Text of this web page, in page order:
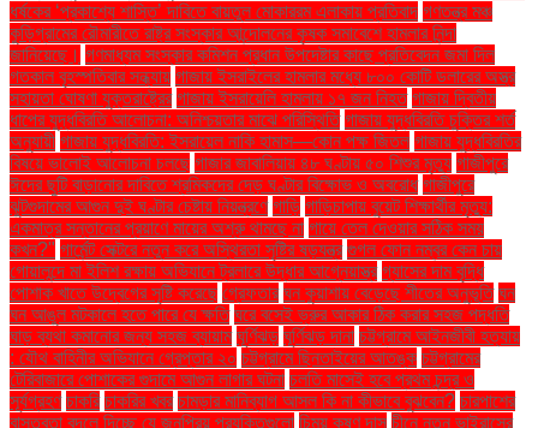
ধর্ষকের ‘প্রকাশ্যে শাস্তি’ দাবিতে বায়তুল মোকাররম এলাকায় প্রতিবাদ গণতন্ত্র মঞ্চ
কুড়িগ্রামের রৌমারীতে রাষ্ট্র সংস্কার আন্দোলনের কৃষক সমাবেশে হামলার নিন্দা
জানিয়েছে। গণমাধ্যম সংস্কার কমিশন প্রধান উপদেষ্টার কাছে প্রতিবেদন জমা দিল
গতকাল বৃহস্পতিবার সন্ধ্যায় গাজায় ইসরাইলের হামলার মধ্যে ৮০০ কোটি ডলারের অস্ত্র
সহায়তা ঘোষণা যুক্তরাষ্ট্রের গাজায় ইসরায়েলি হামলায় ১৭ জন নিহত গাজায় দ্বিতীয়
ধাপের যুদ্ধবিরতি আলোচনা: অনিশ্চয়তার মাঝে পরিস্থিতি গাজায় যুদ্ধবিরতি চুক্তির শর্ত
অনুযায়ী গাজায় যুদ্ধবিরতি: ইসরায়েল নাকি হামাস—কোন পক্ষ জিতল গাজায় যুদ্ধবিরতির
বিষয়ে ভালোই আলোচনা চলছে গাজার জাবালিয়ায় ৪৮ ঘণ্টায় ৫০ শিশুর মৃত্যু গাজীপুরে
ঈদের ছুটি বাড়ানোর দাবিতে শ্রমিকদের দেড় ঘণ্টার বিক্ষোভ ও অবরোধ গাজীপুরে
ঝুটগুদামের আগুন দুই ঘণ্টার চেষ্টায় নিয়ন্ত্রণে গাড়ি গাড়িচাপায় বুয়েট শিক্ষার্থীর মৃত্যু:
একমাত্র সন্তানের প্রয়াণে মায়ের অশ্রু থামছে না গায়ে তেল দেওয়ার সঠিক সময়
কখন?" গার্মেন্ট সেক্টরে নতুন করে অস্থিরতা সৃষ্টির ষড়যন্ত্র গুগল ফোন নম্বর কেন চায়
গোয়ালন্দে মা ইলিশ রক্ষায় অভিযানে ট্রলারে উদ্ধার আগ্নেয়াস্ত্র গ্যাসের দাম বৃদ্ধি
পোশাক খাতে উদ্বেগের সৃষ্টি করেছে গ্রেফতার ঘন কুয়াশায় বেড়েছে শীতের অনুভূতি ঘন
ঘন আঙুল মটকালে হতে পারে যে ক্ষতি ঘরে বসেই ভ্রুর আকার ঠিক করার সহজ পদ্ধতি
ঘাড় ব্যথা কমানোর জন্য সহজ ব্যায়াম ঘূর্ণিঝড় ঘূর্ণিঝড় দানা চট্টগ্রামে আইনজীবী হত্যায়
: যৌথ বাহিনীর অভিযানে গ্রেপ্তার ২০ চট্টগ্রামে ছিনতাইয়ের আতঙ্ক চট্টগ্রামের
টেরিবাজারে পোশাকের গুদামে আগুন লাগার ঘটনা চলতি মাসেই হবে প্রথম চন্দ্র ও
সূর্যগ্রহণ চাকরি চাকরির খবর চামড়ার মানিব্যাগ আসল কি না কীভাবে বুঝবেন? চারপাশের
বাস্তবতা বদলে দিচ্ছে যে জনপ্রিয় প্রযুক্তিগুলো চিন্ময় কৃষ্ণ দাস চীনে নতুন ভাইরাসের